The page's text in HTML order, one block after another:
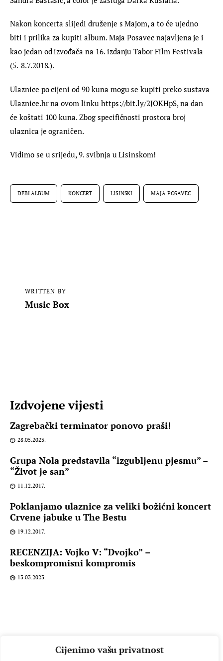
Cijenimo vašu privatnost
Nakon koncerta slijedi druženje s Majom, a to će ujedno
biti i prilika za kupiti album. Maja Posavec najavljena je i
kao jedan od izvođača na 16. izdanju Tabor Film Festivala
(5.-8.7.2018.).
Ulaznice po cijeni od 90 kuna mogu se kupiti preko sustava
Ulaznice.hr na ovom linku https://bit.ly/2JOKHpS, na dan
će koštati 100 kuna. Zbog specifičnosti prostora broj
ulaznica je ograničen.
Vidimo se u srijedu, 9. svibnja u Lisinskom!
DEBI ALBUM KONCERT LISINSKI MAJA POSAVEC
WRITTEN BY
Music Box
Izdvojene vijesti
Zagrebački terminator ponovo praši!
28.05.2023.
Grupa Nola predstavila “izgubljenu pjesmu” –
“Život je san”
11.12.2017.
Poklanjamo ulaznice za veliki božićni koncert
Crvene jabuke u The Bestu
19.12.2017.
RECENZIJA: Vojko V: “Dvojko” –
beskompromisni kompromis
13.03.2023.